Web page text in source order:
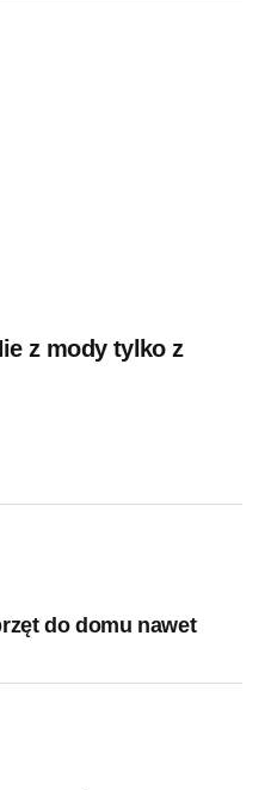
z mody tylko z
do domu nawet